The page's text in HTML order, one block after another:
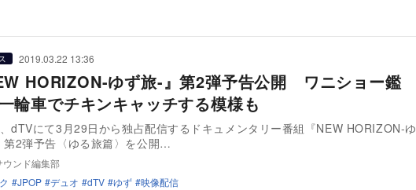
2019.03.22 13:36
HORIZON-ゆず旅-』第2弾予告公開 ワニショー鑑
輪車でチキンキャッチする模様も
dTVにて3月29日から独占配信するドキュメンタリー番組『NEW HORIZON-ゆ
第2弾予告〈ゆる旅篇〉を公開…
ウンド編集部
JPOP デュオ dTV ゆず 映像配信